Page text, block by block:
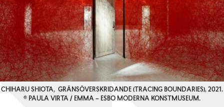
CHIHARU SHIOTA, GRÄNSÖVERSKRIDANDE (TRACING BOUNDARIES), 2021.
© PAULA VIRTA / EMMA – ESBO MODERNA KONSTMUSEUM.